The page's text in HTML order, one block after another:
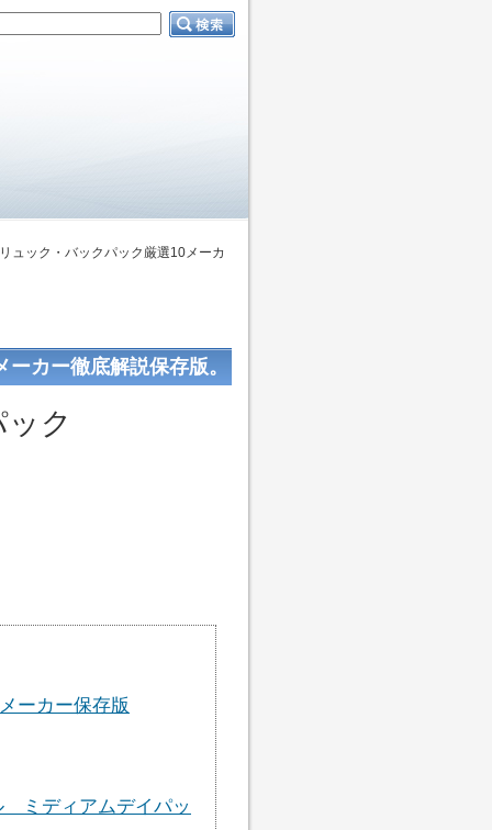
ュック・バックパック厳選10メーカ
カー徹底解説保存版。
ク
ーカー保存版
ミディアムデイパッ